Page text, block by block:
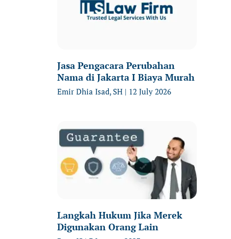
Jasa Pengacara Perubahan
Nama di Jakarta I Biaya Murah
Emir Dhia Isad, SH 12 July 2026
Langkah Hukum Jika Merek
Digunakan Orang Lain